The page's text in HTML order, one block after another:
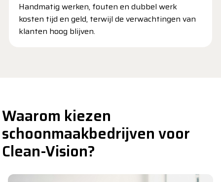
Handmatig werken, fouten en dubbel werk
kosten tijd en geld, terwijl de verwachtingen van
klanten hoog blijven.
Waarom kiezen
schoonmaakbedrijven voor
Clean-Vision?